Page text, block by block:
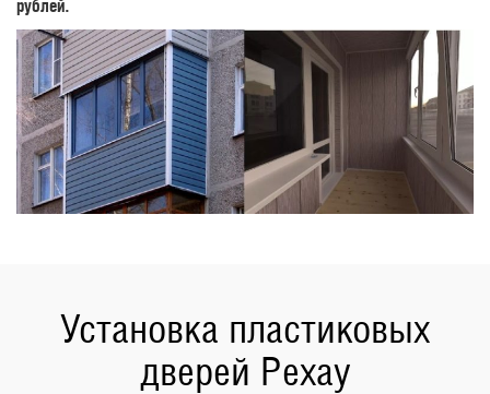
рублей.
Установка пластиковых
дверей Рехау